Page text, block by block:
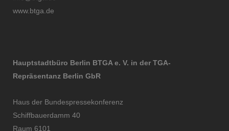
www.btga.de
Hauptstadtbüro Berlin BTGA e. V. in der TGA-
Repräsentanz Berlin GbR
Haus der Bundespressekonferenz
Schiffbauerdamm 40
Raum 6101